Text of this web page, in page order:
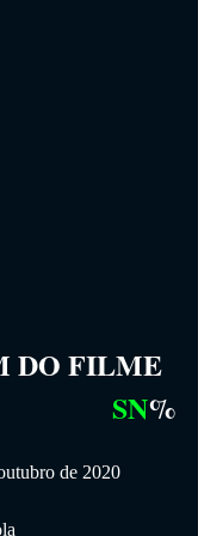
DO FILME
SN%
de 2020